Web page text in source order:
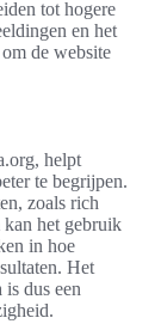
tot hogere
en het
de website
helpt
te begrijpen.
zoals rich
kan het gebruik
in hoe
Het
dus een